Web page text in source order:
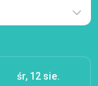
śr, 12 sie.